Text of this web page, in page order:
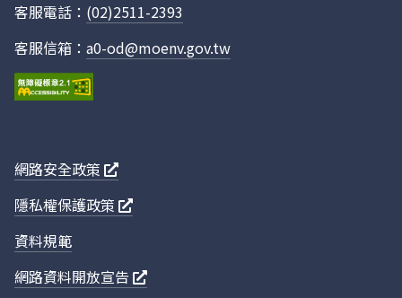
客服電話： (02)2511-2393
客服信箱： a0-od@moenv.gov.tw
網路安全政策
隱私權保護政策
資料規範
網路資料開放宣告